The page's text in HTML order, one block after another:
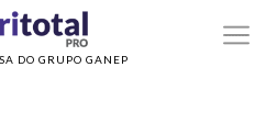
DO GRUPO GANEP
horário/situação para ingestão de